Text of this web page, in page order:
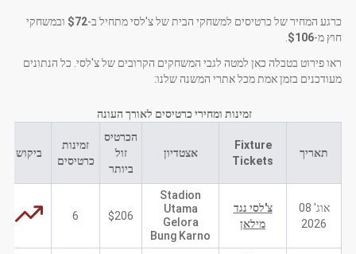
כרגע המחיר של כרטיסים למשחקי הבית של צ'לסי מתחיל ב-$72 ובמשחקי
חוץ מ-$106
ראו פירוט בטבלה כאן למטה לגבי המשחקים הקרובים של צ'לסי. כל הנתונים
מעודכנים בזמן אמת מכל אתרי המשנה שלנו:
זמינות ומחירי כרטיסים לאורך העונה
תאריך
Fixture
Tickets
אצטדיון
הכרטיס
זול
ביותר
זמינות
כרטיסים
ביקוש
אוג' 08
2026
צ'לסי נגד
מילאן
Stadion
Utama
Gelora
Bung Karno
$206
6